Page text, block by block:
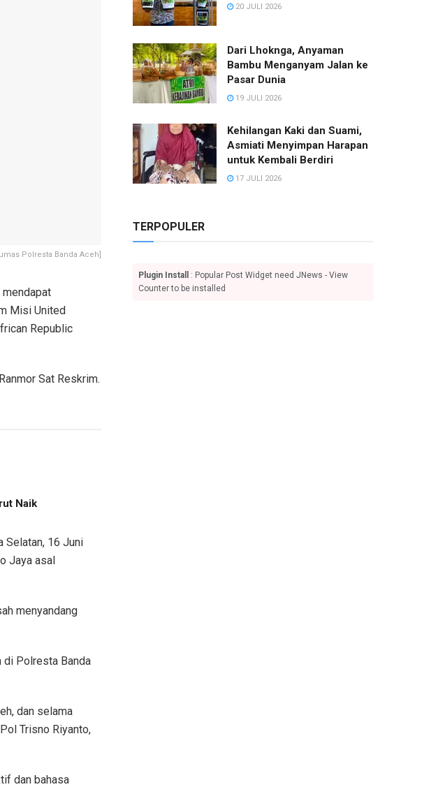
Polresta Banda Aceh]
Misi United
Republic
Sat Reskrim.
Naik
Selatan, 16 Juni
Jaya asal
menyandang
di Polresta Banda
dan selama
Trisno Riyanto,
dan bahasa
20 JULI 2026
Dari Lhoknga, Anyaman
Bambu Menganyam Jalan ke
Pasar Dunia
19 JULI 2026
Kehilangan Kaki dan Suami,
Asmiati Menyimpan Harapan
untuk Kembali Berdiri
17 JULI 2026
TERPOPULER
Plugin Install
: Popular Post Widget need JNews - View
Counter to be installed